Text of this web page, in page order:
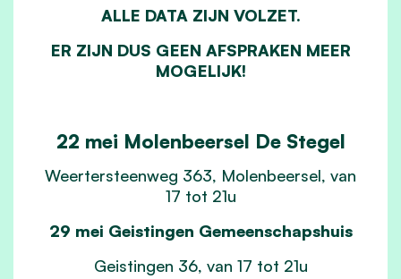
ALLE DATA ZIJN VOLZET.
ER ZIJN DUS GEEN AFSPRAKEN MEER
MOGELIJK!
22 mei Molenbeersel De Stegel
Weertersteenweg 363, Molenbeersel, van
17 tot 21u
29 mei Geistingen Gemeenschapshuis
Geistingen 36, van 17 tot 21u